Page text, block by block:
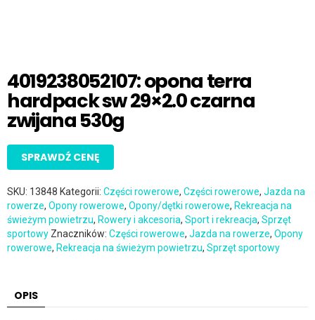
4019238052107: opona terra
hardpack sw 29×2.0 czarna
zwijana 530g
SPRAWDŹ CENĘ
SKU: 13848 Kategorii: Części rowerowe, Części rowerowe, Jazda na
rowerze, Opony rowerowe, Opony/dętki rowerowe, Rekreacja na
świeżym powietrzu, Rowery i akcesoria, Sport i rekreacja, Sprzęt
sportowy Znaczników: Części rowerowe, Jazda na rowerze, Opony
rowerowe, Rekreacja na świeżym powietrzu, Sprzęt sportowy
OPIS